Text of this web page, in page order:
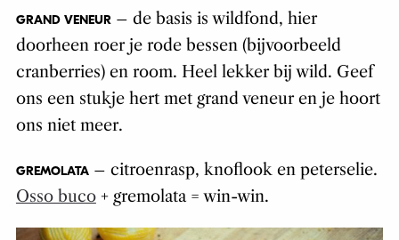
GRAND VENEUR– de basis is wildfond, hier
doorheen roer je rode bessen (bijvoorbeeld
cranberries) en room. Heel lekker bij wild. Geef
ons een stukje hert met grand veneur en je hoort
ons niet meer.
GREMOLATA– citroenrasp, knoflook en peterselie.
Osso buco+ gremolata = win-win.